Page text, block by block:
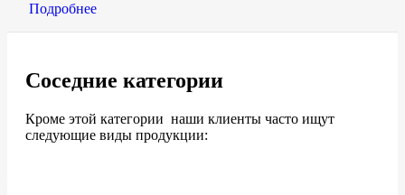
Подробнее
Соседние категории
Кроме этой категории наши клиенты часто ищут
следующие виды продукции: